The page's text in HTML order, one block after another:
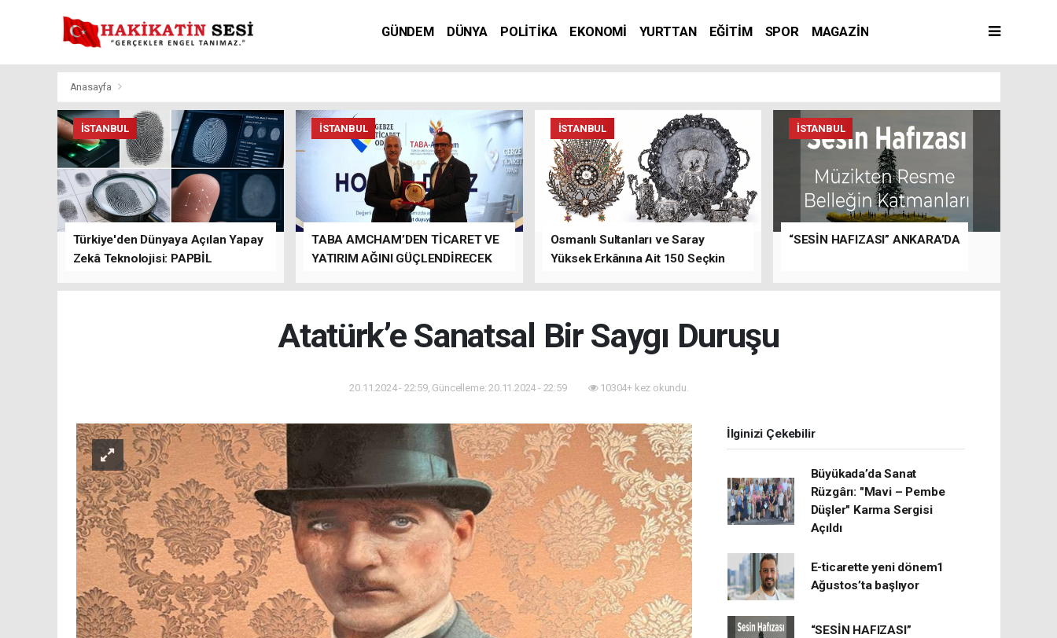
GÜNDEM DÜNYA POLİTİKA EKONOMİ YURTTAN EĞİTİM SPOR MAGAZİN
Anasayfa
İSTANBUL
Türkiye'den Dünyaya Açılan Yapay
Zekâ Teknolojisi: PAPBİL
İSTANBUL
TABA AMCHAM’DEN TİCARET VE
YATIRIM AĞINI GÜÇLENDİRECEK
İSTANBUL
Osmanlı Sultanları ve Saray
Yüksek Erkânına Ait 150 Seçkin
İSTANBUL
“SESİN HAFIZASI” ANKARA’DA
Atatürk’e Sanatsal Bir Saygı Duruşu
20.11.2024 - 22:59, Güncelleme: 20.11.2024 - 22:59 10304+ kez okundu.
İlginizi Çekebilir
Büyükada’da Sanat
Rüzgârı: "Mavi – Pembe
Düşler" Karma Sergisi
Açıldı
E-ticarette yeni dönem1
Ağustos’ta başlıyor
“SESİN HAFIZASI”